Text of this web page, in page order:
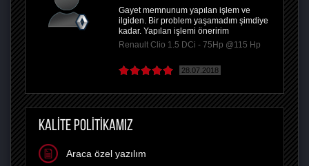
Gayet memnunum yapılan işlem ve
ilgiden. Bir problem yaşamadım şimdiye
kadar. Yapılan işlemi öneririm
Renault Clio 1.5 DCi - 75Hp @115 Hp
28.07.2018
KALİTE POLİTİKAMIZ
Araca özel yazılım